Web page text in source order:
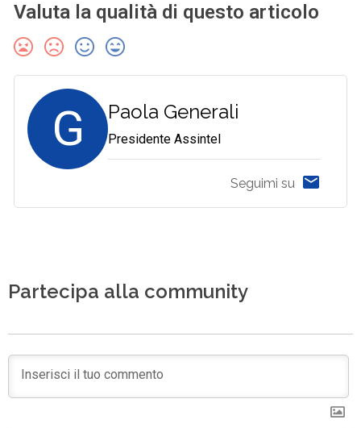
Valuta la qualità di questo articolo
G Paola Generali
Presidente Assintel
Seguimi su
Partecipa alla community